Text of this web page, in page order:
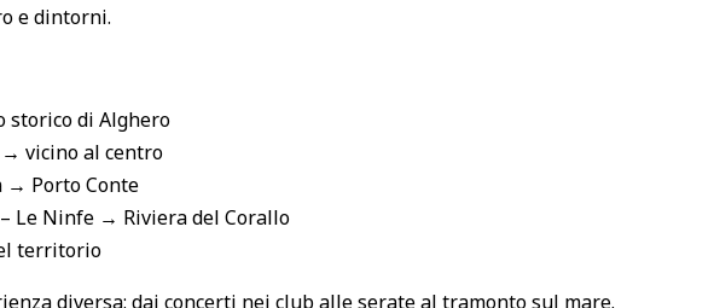
e dintorni.
storico di Alghero
→ vicino al centro
→ Porto Conte
Le Ninfe → Riviera del Corallo
territorio
diversa: dai concerti nei club alle serate al tramonto sul mare.